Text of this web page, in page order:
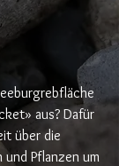
aus? Dafür
über die
Pflanzen um